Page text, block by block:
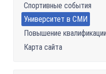
Спортивные события
Университет в СМИ
Повышение квалификации
Карта сайта